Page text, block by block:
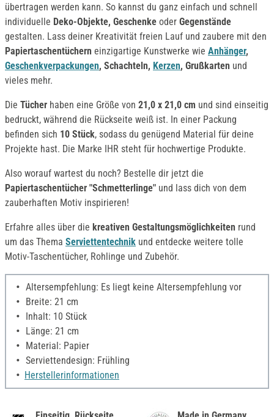
übertragen werden kann. So kannst du ganz einfach und schnell
individuelle Deko-Objekte, Geschenke oder Gegenstände
gestalten. Lass deiner Kreativität freien Lauf und zaubere mit den
Papiertaschentüchern einzigartige Kunstwerke wie Anhänger,
Geschenkverpackungen, Schachteln, Kerzen, Grußkarten und
vieles mehr.
Die Tücher haben eine Größe von 21,0 x 21,0 cm und sind einseitig
bedruckt, während die Rückseite weiß ist. In einer Packung
befinden sich 10 Stück, sodass du genügend Material für deine
Projekte hast. Die Marke IHR steht für hochwertige Produkte.
Also worauf wartest du noch? Bestelle dir jetzt die
Papiertaschentücher "Schmetterlinge" und lass dich von dem
zauberhaften Motiv inspirieren!
Erfahre alles über die kreativen Gestaltungsmöglichkeiten rund
um das Thema Serviettentechnik und entdecke weitere tolle
Motiv-Taschentücher, Rohlinge und Zubehör.
Altersempfehlung: Es liegt keine Altersempfehlung vor
Breite: 21 cm
Inhalt: 10 Stück
Länge: 21 cm
Material: Papier
Serviettendesign: Frühling
Herstellerinformationen